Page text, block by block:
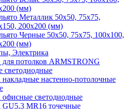
(мм)
Металлик 50х50, 75х75,
200х200 (мм)
Черные 50х50, 75х75, 100х100,
(мм)
Электрика
потолков ARMSTRONG
светодиодные
настенно-потолочные
светодиодные
MR16 точечные